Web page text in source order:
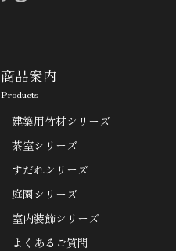
商品案内
Products
建築用竹材シリーズ
茶室シリーズ
すだれシリーズ
庭園シリーズ
室内装飾シリーズ
よくあるご質問